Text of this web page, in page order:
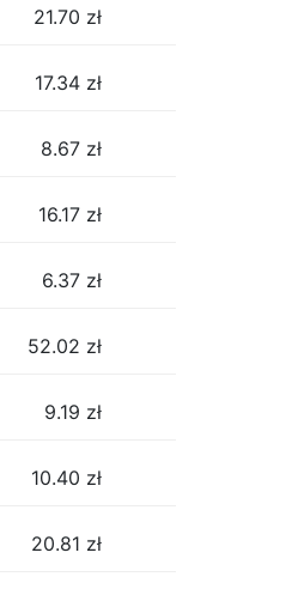
21.70 zł
17.34 zł
8.67 zł
16.17 zł
6.37 zł
52.02 zł
9.19 zł
10.40 zł
20.81 zł